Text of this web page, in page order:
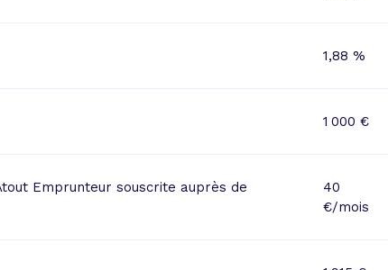
1,88 %
1 000 €
Emprunteur souscrite auprès de
40
€/mois